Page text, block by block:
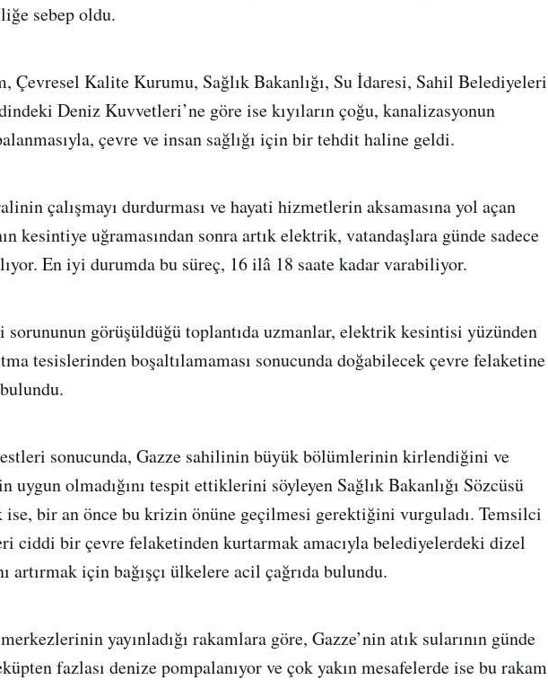
sebep oldu.
Çevresel Kalite Kurumu, Sağlık Bakanlığı, Su İdaresi, Sahil Belediyeleri
Deniz Kuvvetleri’ne göre ise kıyıların çoğu, kanalizasyonun
çevre ve insan sağlığı için bir tehdit haline geldi.
çalışmayı durdurması ve hayati hizmetlerin aksamasına yol açan
kesintiye uğramasından sonra artık elektrik, vatandaşlara günde sadece
En iyi durumda bu süreç, 16 ilâ 18 saate kadar varabiliyor.
görüşüldüğü toplantıda uzmanlar, elektrik kesintisi yüzünden
tesislerinden boşaltılamaması sonucunda doğabilecek çevre felaketine
sonucunda, Gazze sahilinin büyük bölümlerinin kirlendiğini ve
uygun olmadığını tespit ettiklerini söyleyen Sağlık Bakanlığı Sözcüsü
bir an önce bu krizin önüne geçilmesi gerektiğini vurguladı. Temsilci
ciddi bir çevre felaketinden kurtarmak amacıyla belediyelerdeki dizel
artırmak için bağışçı ülkelere acil çağrıda bulundu.
yayınladığı rakamlara göre, Gazze’nin atık sularının günde
fazlası denize pompalanıyor ve çok yakın mesafelerde ise bu rakam